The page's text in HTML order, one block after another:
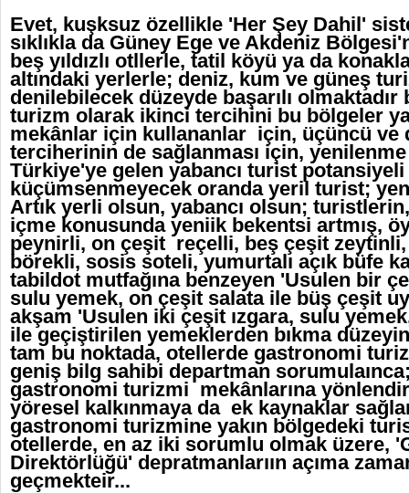
Evet, kuşksuz özellikle 'Her Şey Dahil'
sıklıkla da Güney Ege ve Akdeniz
beş yıldızlı otllerle, tatil köyü ya da
altındaki yerlerle; deniz, kum ve güneş
denilebilecek düzeyde başarılı
turizm olarak ikinci tercihini bu bölgeler
mekânlar için kullananlar için, üçüncü ve
terciherinin de sağlanması için, yenilenme
Türkiye'ye gelen yabancı turist potansiyeli
küçümsenmeyecek oranda yeril turist;
Artık yerli olsun, yabancı olsun;
içme konusunda yeniik bekentsi artmış,
peynirli, on çeşit reçelli, beş çeşit
börekli, sosis soteli, yumurtalı açık büfe
tabildot mutfağına benzeyen 'Usulen bir
sulu yemek, on çeşit salata ile büş çeşit
akşam 'Usulen iki çeşit ızgara, sulu
ile geçiştirilen yemeklerden bıkma
tam bu noktada, otellerde gastronomi
geniş bilg sahibi departman
gastronomi turizmi mekânlarına
yöresel kalkınmaya da ek kaynaklar
gastronomi turizmine yakın bölgedeki
otellerde, en az iki sorumlu olmak üzere,
Direktörlüğü' depratmanlarıın açıma
geçmekteir...